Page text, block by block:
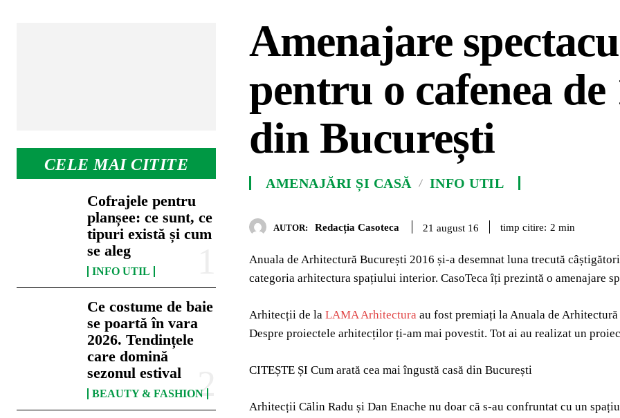
CELE MAI CITITE
Cofrajele pentru
planșee: ce sunt, ce
tipuri există și cum
se aleg
INFO UTIL
Ce costume de baie
se poartă în vara
2026. Tendințele
care domină
sezonul estival
BEAUTY & FASHION
Amenajare
pentru o cafenea de
din București
AMENAJĂRI ȘI CASĂ INFO UTIL
AUTOR: Redacția Casoteca 21 august 16 timp citire: 2 min
Anuala de Arhitectură București 2016 și-a desemnat luna trecută
categoria arhitectura spațiului interior. CasoTeca îți prezintă o amenajare
Arhitecții de la LAMA Arhitectura au fost premiați la Anuala de
Despre proiectele arhitecților ți-am mai povestit. Tot ai au realizat un
CITEȘTE ȘI Cum arată cea mai îngustă casă din București
Arhitecții Călin Radu și Dan Enache nu doar că s-au confruntat cu un